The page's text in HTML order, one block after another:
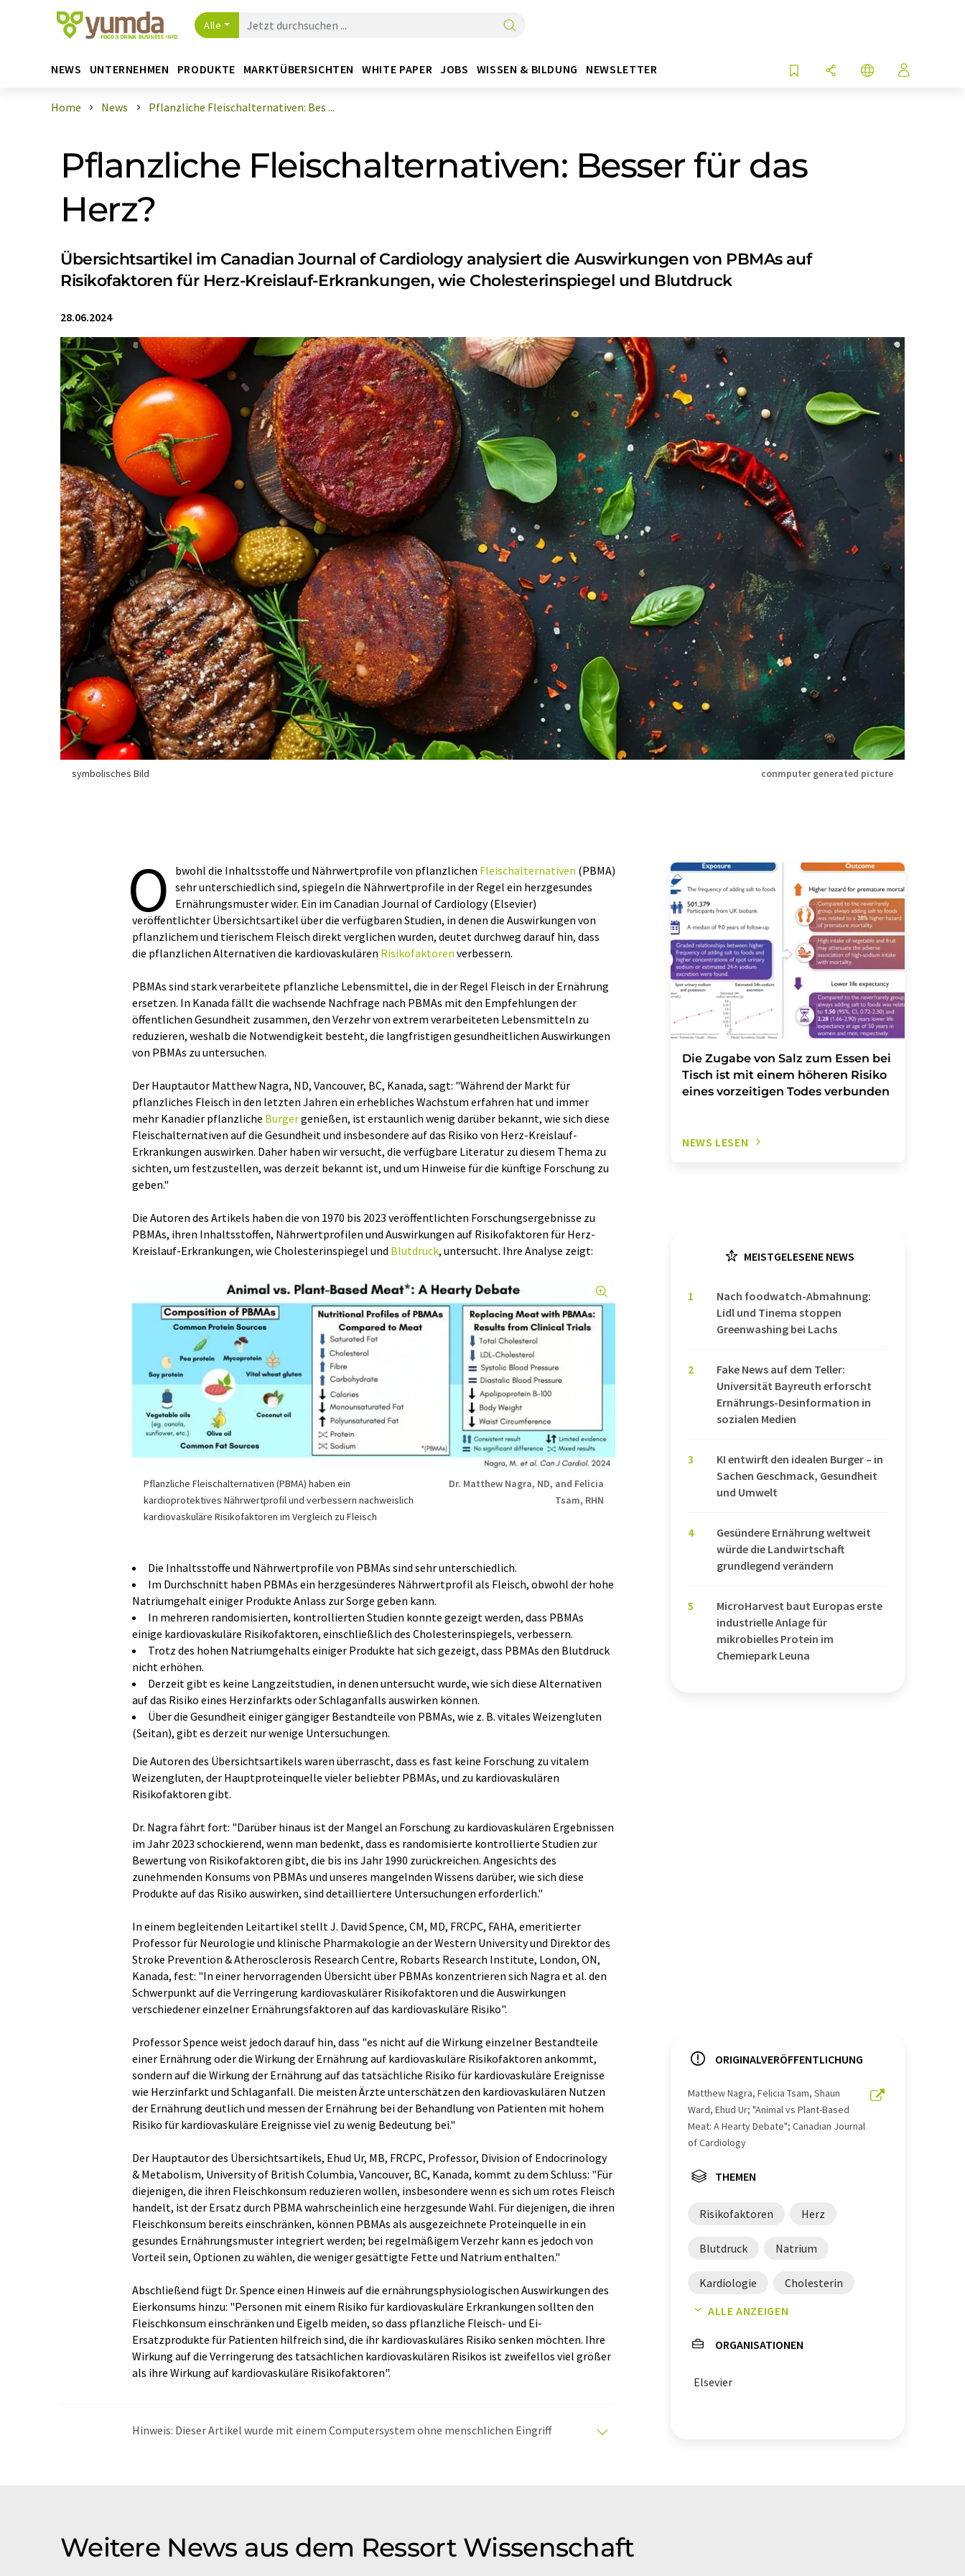
Alle
NEWS UNTERNEHMEN PRODUKTE MARKTÜBERSICHTEN WHITE PAPER JOBS WISSEN & BILDUNG NEWSLETTER
Home News Pflanzliche Fleischalternativen: Bes ...
Pflanzliche Fleischalternativen: Besser für das
Herz?
Übersichtsartikel im Canadian Journal of Cardiology analysiert die Auswirkungen von PBMAs auf
Risikofaktoren für Herz-Kreislauf-Erkrankungen, wie Cholesterinspiegel und Blutdruck
28.06.2024
symbolisches Bild conmputer generated picture
O bwohl die Inhaltsstoffe und Nährwertprofile von pflanzlichen Fleischalternativen (PBMA)
sehr unterschiedlich sind, spiegeln die Nährwertprofile in der Regel ein herzgesundes
Ernährungsmuster wider. Ein im Canadian Journal of Cardiology (Elsevier)
veröffentlichter Übersichtsartikel über die verfügbaren Studien, in denen die Auswirkungen von
pflanzlichem und tierischem Fleisch direkt verglichen wurden, deutet durchweg darauf hin, dass
die pflanzlichen Alternativen die kardiovaskulären Risikofaktoren verbessern.
PBMAs sind stark verarbeitete pflanzliche Lebensmittel, die in der Regel Fleisch in der Ernährung
ersetzen. In Kanada fällt die wachsende Nachfrage nach PBMAs mit den Empfehlungen der
öffentlichen Gesundheit zusammen, den Verzehr von extrem verarbeiteten Lebensmitteln zu
reduzieren, weshalb die Notwendigkeit besteht, die langfristigen gesundheitlichen Auswirkungen
von PBMAs zu untersuchen.
Der Hauptautor Matthew Nagra, ND, Vancouver, BC, Kanada, sagt: "Während der Markt für
pflanzliches Fleisch in den letzten Jahren ein erhebliches Wachstum erfahren hat und immer
mehr Kanadier pflanzliche Burgergenießen, ist erstaunlich wenig darüber bekannt, wie sich diese
Fleischalternativen auf die Gesundheit und insbesondere auf das Risiko von Herz-Kreislauf-
Erkrankungen auswirken. Daher haben wir versucht, die verfügbare Literatur zu diesem Thema zu
sichten, um festzustellen, was derzeit bekannt ist, und um Hinweise für die künftige Forschung zu
geben."
Die Autoren des Artikels haben die von 1970 bis 2023 veröffentlichten Forschungsergebnisse zu
PBMAs, ihren Inhaltsstoffen, Nährwertprofilen und Auswirkungen auf Risikofaktoren für Herz-
Kreislauf-Erkrankungen, wie Cholesterinspiegel und Blutdruck, untersucht. Ihre Analyse zeigt:
Pflanzliche Fleischalternativen (PBMA) haben ein
kardioprotektives Nährwertprofil und verbessern nachweislich
kardiovaskuläre Risikofaktoren im Vergleich zu Fleisch
Dr. Matthew Nagra, ND, and Felicia
Tsam, RHN
Die Inhaltsstoffe und Nährwertprofile von PBMAs sind sehr unterschiedlich.
Im Durchschnitt haben PBMAs ein herzgesünderes Nährwertprofil als Fleisch, obwohl der hohe
Natriumgehalt einiger Produkte Anlass zur Sorge geben kann.
In mehreren randomisierten, kontrollierten Studien konnte gezeigt werden, dass PBMAs
einige kardiovaskuläre Risikofaktoren, einschließlich des Cholesterinspiegels, verbessern.
Trotz des hohen Natriumgehalts einiger Produkte hat sich gezeigt, dass PBMAs den Blutdruck
nicht erhöhen.
Derzeit gibt es keine Langzeitstudien, in denen untersucht wurde, wie sich diese Alternativen
auf das Risiko eines Herzinfarkts oder Schlaganfalls auswirken können.
Über die Gesundheit einiger gängiger Bestandteile von PBMAs, wie z. B. vitales Weizengluten
(Seitan), gibt es derzeit nur wenige Untersuchungen.
Die Autoren des Übersichtsartikels waren überrascht, dass es fast keine Forschung zu vitalem
Weizengluten, der Hauptproteinquelle vieler beliebter PBMAs, und zu kardiovaskulären
Risikofaktoren gibt.
Dr. Nagra fährt fort: "Darüber hinaus ist der Mangel an Forschung zu kardiovaskulären Ergebnissen
im Jahr 2023 schockierend, wenn man bedenkt, dass es randomisierte kontrollierte Studien zur
Bewertung von Risikofaktoren gibt, die bis ins Jahr 1990 zurückreichen. Angesichts des
zunehmenden Konsums von PBMAs und unseres mangelnden Wissens darüber, wie sich diese
Produkte auf das Risiko auswirken, sind detailliertere Untersuchungen erforderlich."
In einem begleitenden Leitartikel stellt J. David Spence, CM, MD, FRCPC, FAHA, emeritierter
Professor für Neurologie und klinische Pharmakologie an der Western University und Direktor des
Stroke Prevention & Atherosclerosis Research Centre, Robarts Research Institute, London, ON,
Kanada, fest: "In einer hervorragenden Übersicht über PBMAs konzentrieren sich Nagra et al. den
Schwerpunkt auf die Verringerung kardiovaskulärer Risikofaktoren und die Auswirkungen
verschiedener einzelner Ernährungsfaktoren auf das kardiovaskuläre Risiko".
Professor Spence weist jedoch darauf hin, dass "es nicht auf die Wirkung einzelner Bestandteile
einer Ernährung oder die Wirkung der Ernährung auf kardiovaskuläre Risikofaktoren ankommt,
sondern auf die Wirkung der Ernährung auf das tatsächliche Risiko für kardiovaskuläre Ereignisse
wie Herzinfarkt und Schlaganfall. Die meisten Ärzte unterschätzen den kardiovaskulären Nutzen
der Ernährung deutlich und messen der Ernährung bei der Behandlung von Patienten mit hohem
Risiko für kardiovaskuläre Ereignisse viel zu wenig Bedeutung bei."
Der Hauptautor des Übersichtsartikels, Ehud Ur, MB, FRCPC, Professor, Division of Endocrinology
& Metabolism, University of British Columbia, Vancouver, BC, Kanada, kommt zu dem Schluss: "Für
diejenigen, die ihren Fleischkonsum reduzieren wollen, insbesondere wenn es sich um rotes Fleisch
handelt, ist der Ersatz durch PBMA wahrscheinlich eine herzgesunde Wahl. Für diejenigen, die ihren
Fleischkonsum bereits einschränken, können PBMAs als ausgezeichnete Proteinquelle in ein
gesundes Ernährungsmuster integriert werden; bei regelmäßigem Verzehr kann es jedoch von
Vorteil sein, Optionen zu wählen, die weniger gesättigte Fette und Natrium enthalten."
Abschließend fügt Dr. Spence einen Hinweis auf die ernährungsphysiologischen Auswirkungen des
Eierkonsums hinzu: "Personen mit einem Risiko für kardiovaskuläre Erkrankungen sollten den
Fleischkonsum einschränken und Eigelb meiden, so dass pflanzliche Fleisch- und Ei-
Ersatzprodukte für Patienten hilfreich sind, die ihr kardiovaskuläres Risiko senken möchten. Ihre
Wirkung auf die Verringerung des tatsächlichen kardiovaskulären Risikos ist zweifellos viel größer
als ihre Wirkung auf kardiovaskuläre Risikofaktoren".
Hinweis: Dieser Artikel wurde mit einem Computersystem ohne menschlichen Eingriff
Die Zugabe von Salz zum Essen bei
Tisch ist mit einem höheren Risiko
eines vorzeitigen Todes verbunden
NEWS LESEN
MEISTGELESENE NEWS
1
Nach foodwatch-Abmahnung:
Lidl und Tinema stoppen
Greenwashing bei Lachs
2
Fake News auf dem Teller:
Universität Bayreuth erforscht
Ernährungs-Desinformation in
sozialen Medien
3
KI entwirft den idealen Burger – in
Sachen Geschmack, Gesundheit
und Umwelt
4
Gesündere Ernährung weltweit
würde die Landwirtschaft
grundlegend verändern
5
MicroHarvest baut Europas erste
industrielle Anlage für
mikrobielles Protein im
Chemiepark Leuna
ORIGINALVERÖFFENTLICHUNG
Matthew Nagra, Felicia Tsam, Shaun
Ward, Ehud Ur; "Animal vs Plant-Based
Meat: A Hearty Debate"; Canadian Journal
of Cardiology
THEMEN
Risikofaktoren Herz
Blutdruck Natrium
Kardiologie Cholesterin
Neurologie
Fleischalternativen
Atherosklerose
ALLE ANZEIGEN
ORGANISATIONEN
Elsevier
Weitere News aus dem Ressort Wissenschaft